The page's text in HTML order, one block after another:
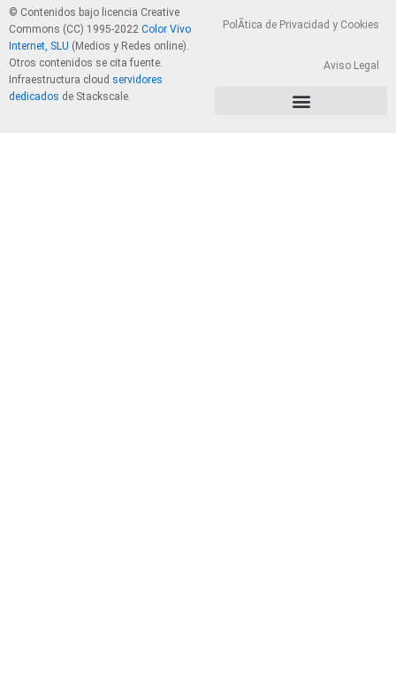
© Contenidos bajo licencia Creative
Commons (CC) 1995-2022 Color Vivo
Internet, SLU (Medios y Redes online).
Otros contenidos se cita fuente.
Infraestructura cloud servidores
dedicados de Stackscale.
PolÃ­tica de Privacidad y Cookies
Aviso Legal